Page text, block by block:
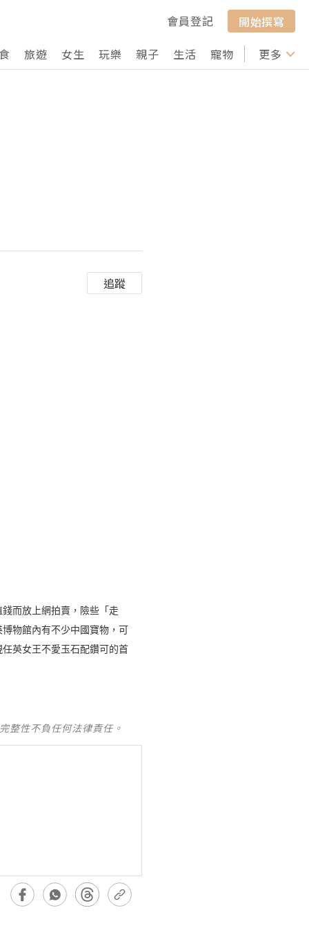
會員登記
開始撰寫
旅遊 女生 玩樂 親子 生活 寵物 行山 打卡
更多
追蹤
而放上網拍賣，險些「走
物館內有不少中國寶物，可
英女王不愛玉石配鑽可的首
整性不負任何法律責任。